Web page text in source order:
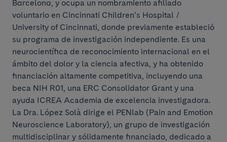
Barcelona, y ocupa un nombramiento afiliado
voluntario en Cincinnati Children’s Hospital /
University of Cincinnati, donde previamente estableció
su programa de investigación independiente. Es una
neurocientífica de reconocimiento internacional en el
ámbito del dolor y la ciencia afectiva, y ha obtenido
financiación altamente competitiva, incluyendo una
beca NIH R01, una ERC Consolidator Grant y una
ayuda ICREA Academia de excelencia investigadora.
La Dra. López Solà dirige el PENlab (Pain and Emotion
Neuroscience Laboratory), un grupo de investigación
multidisciplinar y sólidamente financiado, dedicado a